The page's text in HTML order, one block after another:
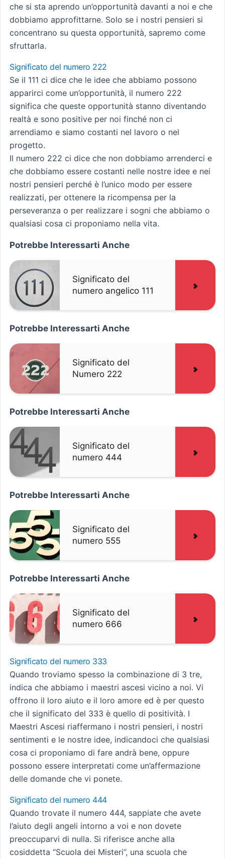
che si sta aprendo un’opportunità davanti a noi e che
dobbiamo approfittarne. Solo se i nostri pensieri si
concentrano su questa opportunità, sapremo come
sfruttarla.
Significato del numero 222
Se il 111 ci dice che le idee che abbiamo possono
apparirci come un’opportunità, il numero 222
significa che queste opportunità stanno diventando
realtà e sono positive per noi finché non ci
arrendiamo e siamo costanti nel lavoro o nel
progetto.
Il numero 222 ci dice che non dobbiamo arrenderci e
che dobbiamo essere costanti nelle nostre idee e nei
nostri pensieri perché è l’unico modo per essere
realizzati, per ottenere la ricompensa per la
perseveranza o per realizzare i sogni che abbiamo o
qualsiasi cosa ci proponiamo nella vita.
Potrebbe Interessarti Anche
Significato del
numero angelico 111
Potrebbe Interessarti Anche
Significato del
Numero 222
Potrebbe Interessarti Anche
Significato del
numero 444
Potrebbe Interessarti Anche
Significato del
numero 555
Potrebbe Interessarti Anche
Significato del
numero 666
Significato del numero 333
Quando troviamo spesso la combinazione di 3 tre,
indica che abbiamo i maestri ascesi vicino a noi. Vi
offrono il loro aiuto e il loro amore ed è per questo
che il significato del 333 è quello di positività. I
Maestri Ascesi riaffermano i nostri pensieri, i nostri
sentimenti e le nostre idee, indicandoci che qualsiasi
cosa ci proponiamo di fare andrà bene, oppure
possono essere interpretati come un’affermazione
delle domande che vi ponete.
Significato del numero 444
Quando trovate il numero 444, sappiate che avete
l’aiuto degli angeli intorno a voi e non dovete
preoccuparvi di nulla. Si riferisce anche alla
cosiddetta “Scuola dei Misteri”, una scuola che